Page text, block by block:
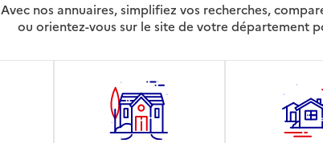
Avec nos annuaires, simplifiez vos recherches,
ou orientez-vous sur le site de votre département